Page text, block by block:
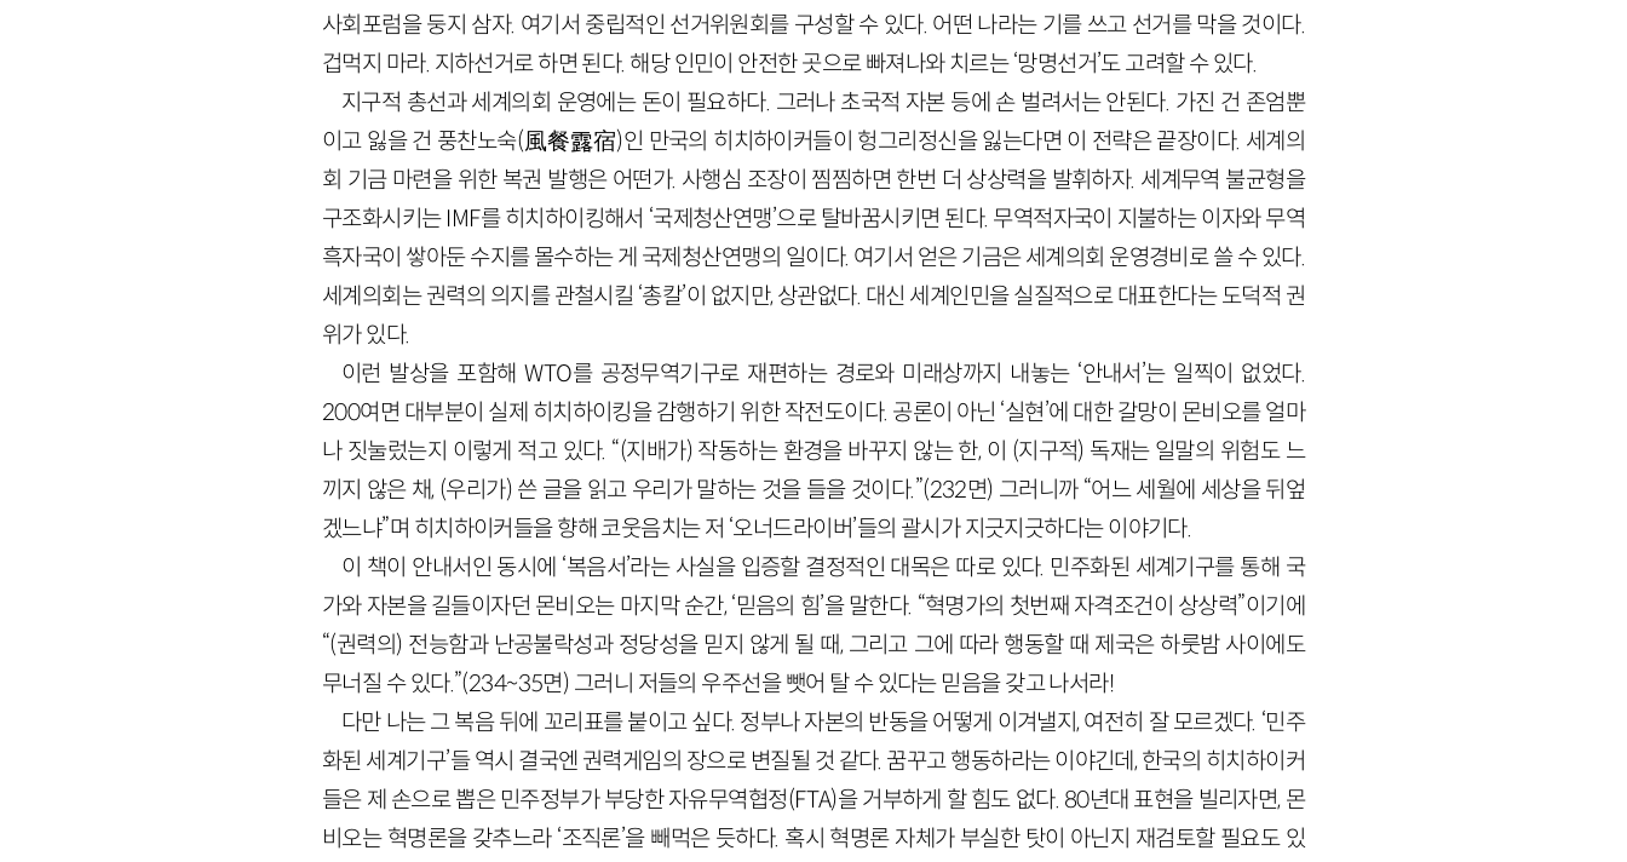
사회포럼을 둥지 삼자. 여기서 중립적인 선거위원회를 구성할 수 있다. 어떤 나라는 기를 쓰고 선거를 막을 것이다.
겁먹지 마라. 지하선거로 하면 된다. 해당 인민이 안전한 곳으로 빠져나와 치르는 ‘망명선거’도 고려할 수 있다.
지구적 총선과 세계의회 운영에는 돈이 필요하다. 그러나 초국적 자본 등에 손 벌려서는 안된다. 가진 건 존엄뿐
이고 잃을 건 풍찬노숙(風餐露宿)인 만국의 히치하이커들이 헝그리정신을 잃는다면 이 전략은 끝장이다. 세계의
회 기금 마련을 위한 복권 발행은 어떤가. 사행심 조장이 찜찜하면 한번 더 상상력을 발휘하자. 세계무역 불균형을
구조화시키는 IMF를 히치하이킹해서 ‘국제청산연맹’으로 탈바꿈시키면 된다. 무역적자국이 지불하는 이자와 무역
흑자국이 쌓아둔 수지를 몰수하는 게 국제청산연맹의 일이다. 여기서 얻은 기금은 세계의회 운영경비로 쓸 수 있다.
세계의회는 권력의 의지를 관철시킬 ‘총칼’이 없지만, 상관없다. 대신 세계인민을 실질적으로 대표한다는 도덕적 권
위가 있다.
이런 발상을 포함해 WTO를 공정무역기구로 재편하는 경로와 미래상까지 내놓는 ‘안내서’는 일찍이 없었다.
200여면 대부분이 실제 히치하이킹을 감행하기 위한 작전도이다. 공론이 아닌 ‘실현’에 대한 갈망이 몬비오를 얼마
나 짓눌렀는지 이렇게 적고 있다. “(지배가) 작동하는 환경을 바꾸지 않는 한, 이 (지구적) 독재는 일말의 위험도 느
끼지 않은 채, (우리가) 쓴 글을 읽고 우리가 말하는 것을 들을 것이다.”(232면) 그러니까 “어느 세월에 세상을 뒤엎
겠느냐”며 히치하이커들을 향해 코웃음치는 저 ‘오너드라이버’들의 괄시가 지긋지긋하다는 이야기다.
이 책이 안내서인 동시에 ‘복음서’라는 사실을 입증할 결정적인 대목은 따로 있다. 민주화된 세계기구를 통해 국
가와 자본을 길들이자던 몬비오는 마지막 순간, ‘믿음의 힘’을 말한다. “혁명가의 첫번째 자격조건이 상상력”이기에
“(권력의) 전능함과 난공불락성과 정당성을 믿지 않게 될 때, 그리고 그에 따라 행동할 때 제국은 하룻밤 사이에도
무너질 수 있다.”(234~35면) 그러니 저들의 우주선을 뺏어 탈 수 있다는 믿음을 갖고 나서라!
다만 나는 그 복음 뒤에 꼬리표를 붙이고 싶다. 정부나 자본의 반동을 어떻게 이겨낼지, 여전히 잘 모르겠다. ‘민주
화된 세계기구’들 역시 결국엔 권력게임의 장으로 변질될 것 같다. 꿈꾸고 행동하라는 이야긴데, 한국의 히치하이커
들은 제 손으로 뽑은 민주정부가 부당한 자유무역협정(FTA)을 거부하게 할 힘도 없다. 80년대 표현을 빌리자면, 몬
비오는 혁명론을 갖추느라 ‘조직론’을 빼먹은 듯하다. 혹시 혁명론 자체가 부실한 탓이 아닌지 재검토할 필요도 있